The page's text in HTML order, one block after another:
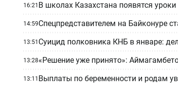
16:21 В школах Казахстана появятся
14:59Спецпредставителем на Байконуре
13:51 Суицид полковника КНБ в январе:
13:28«Решение уже принято»:
13:11 Выплаты по беременности и родам